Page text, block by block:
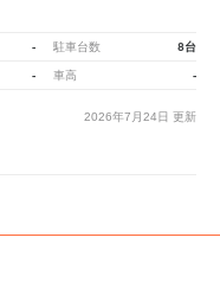
- 駐車台数 8台
- 車高 -
2026年7月24日 更新